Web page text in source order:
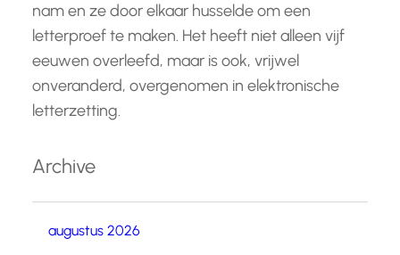
nam en ze door elkaar husselde om een
letterproef te maken. Het heeft niet alleen vijf
eeuwen overleefd, maar is ook, vrijwel
onveranderd, overgenomen in elektronische
letterzetting.
Archive
augustus 2026